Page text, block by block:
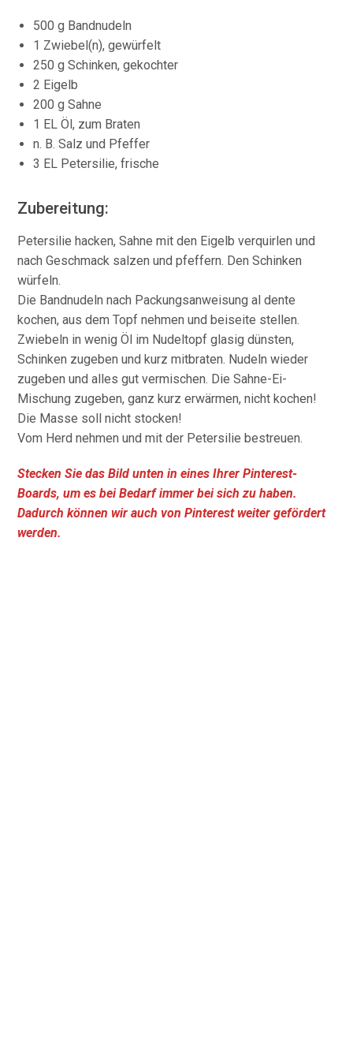
500 g Bandnudeln
1 Zwiebel(n), gewürfelt
250 g Schinken, gekochter
2 Eigelb
200 g Sahne
1 EL Öl, zum Braten
n. B. Salz und Pfeffer
3 EL Petersilie, frische
Zubereitung:
Petersilie hacken, Sahne mit den Eigelb verquirlen und
nach Geschmack salzen und pfeffern. Den Schinken
würfeln.
Die Bandnudeln nach Packungsanweisung al dente
kochen, aus dem Topf nehmen und beiseite stellen.
Zwiebeln in wenig Öl im Nudeltopf glasig dünsten,
Schinken zugeben und kurz mitbraten. Nudeln wieder
zugeben und alles gut vermischen. Die Sahne-Ei-
Mischung zugeben, ganz kurz erwärmen, nicht kochen!
Die Masse soll nicht stocken!
Vom Herd nehmen und mit der Petersilie bestreuen.
Stecken Sie das Bild unten in eines Ihrer Pinterest-
Boards, um es bei Bedarf immer bei sich zu haben.
Dadurch können wir auch von Pinterest weiter gefördert
werden.